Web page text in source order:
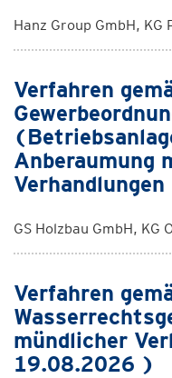
Hanz Group GmbH, KG
Verfahren
Anberaumung
GS Holzbau GmbH, KG
Verfahren
mündlicher
19.08.2026 )